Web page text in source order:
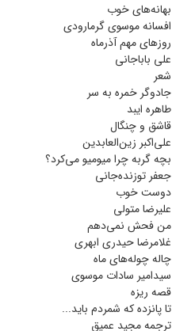
بهانه‌های خوب
افسانه موسوی گرمارودی
روزهای مهم آذرماه
علی باباجانی
شعر
جادوگر خمره به سر
طاهره ایبد
قاشق و چنگال
علی‌اکبر زین‌العابدین
بچه گربه چرا میو‌میو می‌کرد؟
جعفر توزنده‌جانی
دوست خوب
علیرضا متولی
من فحش نمی‌دهم
غلامرضا حیدری ابهری
چاله چوله‌های ماه
سیدامیر سادات موسوی
قصه ریزه
تا پانزده که شمردم باید...
ترجمه مجید عمیق